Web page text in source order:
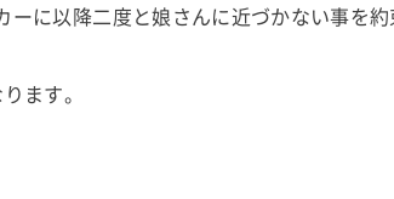
ーに以降二度と娘さんに近づかない事を約
ます。